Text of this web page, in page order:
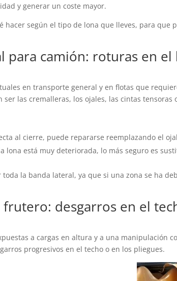
y generar un coste mayor.
hacer según el tipo de lona que lleves, para que
para camión: roturas en
en transporte general y en flotas que
las cremalleras, los ojales, las cintas tensoras
al cierre, puede repararse reemplazando el
lona está muy deteriorada, lo más seguro es
toda la banda lateral, ya que si una zona se ha
desgarros en el
a cargas en altura y a una manipulación
progresivos en el techo o en los pliegues.